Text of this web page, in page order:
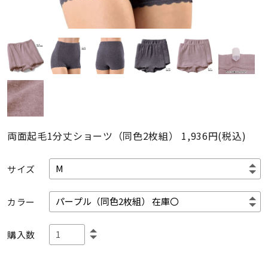
両面起毛1分丈ショーツ（同色2枚組） 1,936円(税込)
サイズ
カラー
購入数